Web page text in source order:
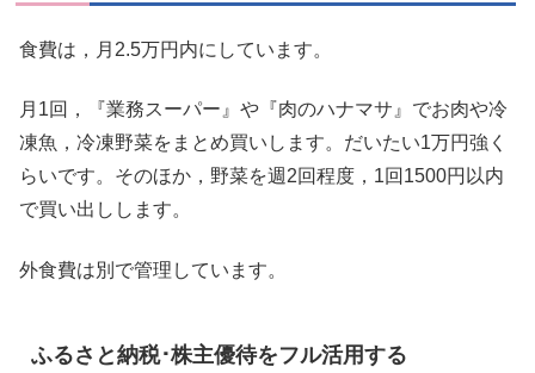
食費は，月2.5万円内にしています。
月1回，『業務スーパー』や『肉のハナマサ』でお肉や冷
凍魚，冷凍野菜をまとめ買いします。だいたい1万円強く
らいです。そのほか，野菜を週2回程度，1回1500円以内
で買い出しします。
外食費は別で管理しています。
ふるさと納税･株主優待をフル活用する